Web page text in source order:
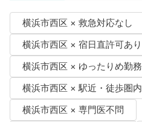
横浜市西区 × 救急対応なし
横浜市西区 × 宿日直許可あり
横浜市西区 × ゆったりめ勤務
横浜市西区 × 駅近・徒歩圏内
横浜市西区 × 専門医不問